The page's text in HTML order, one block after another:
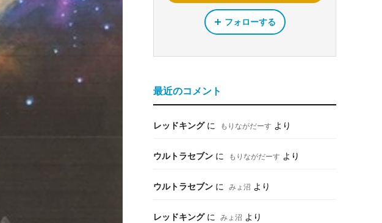
フォローする
最近のコメント
レッドキングに もりながだーす より
ウルトラセブン に もりながだーす より
ウルトラセブン に みょ沼 より
レッドキングに みょ沼 より